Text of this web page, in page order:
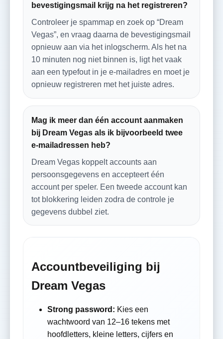
bevestigingsmail krijg na het registreren?
Controleer je spammap en zoek op “Dream
Vegas”, en vraag daarna de bevestigingsmail
opnieuw aan via het inlogscherm. Als het na
10 minuten nog niet binnen is, ligt het vaak
aan een typefout in je e‑mailadres en moet je
opnieuw registreren met het juiste adres.
Mag ik meer dan één account aanmaken
bij Dream Vegas als ik bijvoorbeeld twee
e‑mailadressen heb?
Dream Vegas koppelt accounts aan
persoonsgegevens en accepteert één
account per speler. Een tweede account kan
tot blokkering leiden zodra de controle je
gegevens dubbel ziet.
Accountbeveiliging bij
Dream Vegas
Strong password: Kies een
wachtwoord van 12–16 tekens met
hoofdletters, kleine letters, cijfers en